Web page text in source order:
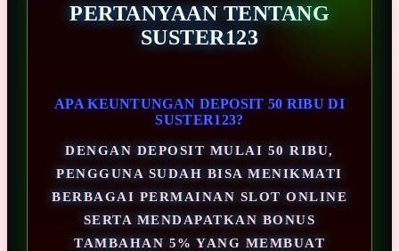
PERTANYAAN TENTANG
SUSTER123
APA KEUNTUNGAN DEPOSIT 50 RIBU DI
SUSTER123?
DENGAN DEPOSIT MULAI 50 RIBU,
PENGGUNA SUDAH BISA MENIKMATI
BERBAGAI PERMAINAN SLOT ONLINE
SERTA MENDAPATKAN BONUS
TAMBAHAN 5% YANG MEMBUAT